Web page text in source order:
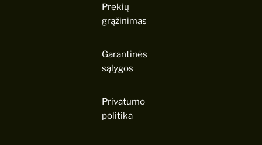
Prekių
grąžinimas
Garantinės
sąlygos
Privatumo
politika